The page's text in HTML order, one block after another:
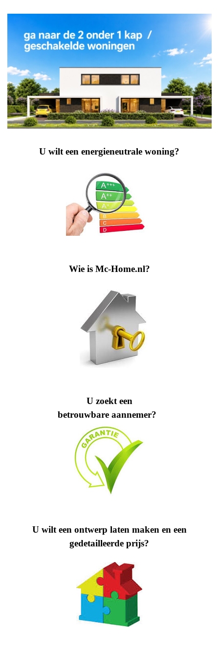
U wilt een energieneutrale woning?
Wie is Mc-Home.nl?
U zoekt een
betrouwbare aannemer?
U wilt een ontwerp laten maken en een
gedetailleerde prijs?